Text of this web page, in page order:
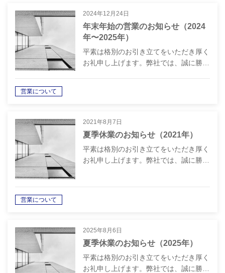
2024年12月24日
年末年始の営業のお知らせ（2024
年〜2025年）
平素は格別のお引き立てをいただき厚く
お礼申し上げます。弊社では、誠に勝…
営業について
2021年8月7日
夏季休業のお知らせ（2021年）
平素は格別のお引き立てをいただき厚く
お礼申し上げます。弊社では、誠に勝…
営業について
2025年8月6日
夏季休業のお知らせ（2025年）
平素は格別のお引き立てをいただき厚く
お礼申し上げます。弊社では、誠に勝…